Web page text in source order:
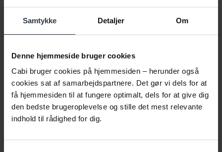
Samtykke Detaljer Om
Denne hjemmeside bruger cookies
Cabi bruger cookies på hjemmesiden – herunder også
cookies sat af samarbejdspartnere. Det gør vi dels for at
få hjemmesiden til at fungere optimalt, dels for at give dig
den bedste brugeroplevelse og stille det mest relevante
indhold til rådighed for dig.
GUIDE
ESG-guide
Hvad er ESG, og kan jeg bruge det i fortællingen om
virksomhedens sociale ansvar? Bliv klogere på S'et i ESG.
Gå til guiden